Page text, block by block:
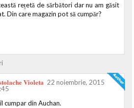
rețetă de sărbători dar nu am găsit
Din care magazin pot să cumpăr?
Violeta 22 noiembrie, 2015
cumpar din Auchan.